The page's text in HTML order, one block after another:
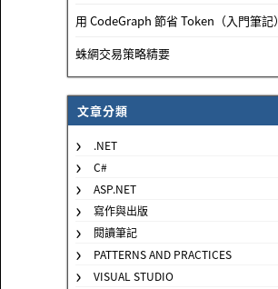
用 CodeGraph 節省 Token（入門筆記）
蛛網交易策略精要
文章分類
.NET
C#
ASP.NET
寫作與出版
閱讀筆記
PATTERNS AND PRACTICES
VISUAL STUDIO